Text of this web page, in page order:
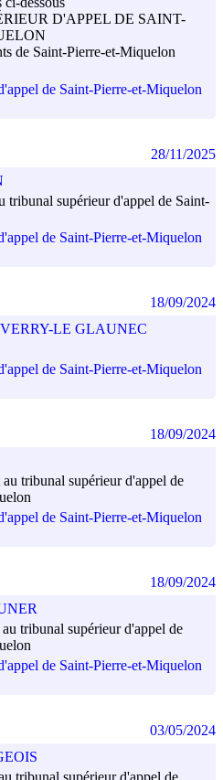
D'APPEL DE SAINT-
de Saint-Pierre-et-Miquelon
de Saint-Pierre-et-Miquelon
tribunal supérieur d'appel de Saint-
de Saint-Pierre-et-Miquelon
28/11/2025
LE GLAUNEC
de Saint-Pierre-et-Miquelon
18/09/2024
au tribunal supérieur d'appel de
de Saint-Pierre-et-Miquelon
18/09/2024
au tribunal supérieur d'appel de
de Saint-Pierre-et-Miquelon
18/09/2024
tribunal supérieur d'appel de
03/05/2024